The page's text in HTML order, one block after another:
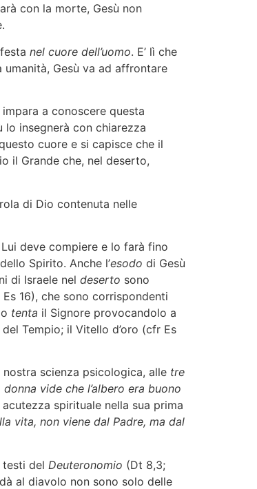
con la morte, Gesù non
nel cuore dell’uomo. E’ lì che
Gesù va ad affrontare
a conoscere questa
lo insegnerà con chiarezza
cuore e si capisce che il
il Grande che, nel deserto,
di Dio contenuta nelle
deve compiere e lo farà fino
Spirito. Anche l’esodo di Gesù
di Israele nel deserto sono
16), che sono corrispondenti
tenta il Signore provocandolo a
Tempio; il Vitello d’oro (cfr Es
scienza psicologica, alle tre
donna vide che l’albero era buono
spirituale nella sua prima
vita, non viene dal Padre, ma dal
testi del Deuteronomio (Dt 8,3;
al diavolo non sono solo delle